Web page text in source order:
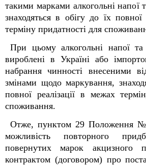
такими марками алкогольні напої
знаходяться в обігу до їх повної
терміну придатності для
При цьому алкогольні напої
вироблені в Україні або
набрання чинності внесеними
змінами щодо маркування,
повної реалізації в межах
споживання.
Отже, пунктом 29 Положення №
можливість повторного
повернутих марок акцизного
контрактом (договором) про